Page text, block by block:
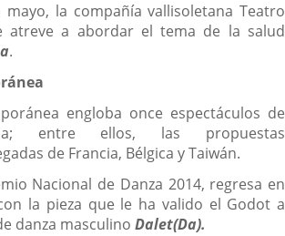
la compañía vallisoletana Teatro
atreve a abordar el tema de la salud
.
engloba once espectáculos de
entre ellos, las propuestas
de Francia, Bélgica y Taiwán.
Nacional de Danza 2014, regresa en
la pieza que le ha valido el Godot a
danza masculino Dalet(Da).